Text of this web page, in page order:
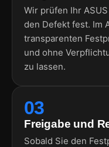
Wir prüfen Ihr
den Defekt fest. Im
transparenten
und ohne
zu lassen.
03
Freigabe und
Sobald Sie den